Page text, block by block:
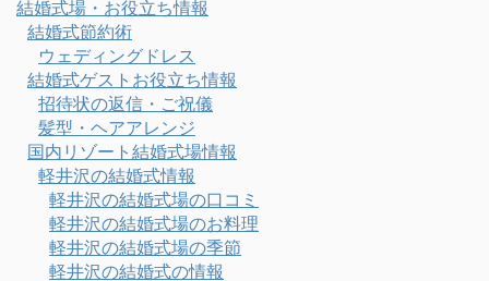
結婚式場・お役立ち情報
結婚式節約術
ウェディングドレス
結婚式ゲストお役立ち情報
招待状の返信・ご祝儀
髪型・ヘアアレンジ
国内リゾート結婚式場情報
軽井沢の結婚式情報
軽井沢の結婚式場の口コミ
軽井沢の結婚式場のお料理
軽井沢の結婚式場の季節
軽井沢の結婚式の情報